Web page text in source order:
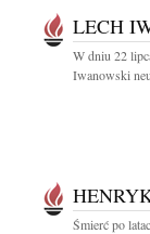
LECH
W dniu 22
Iwanowski
Śmierć po